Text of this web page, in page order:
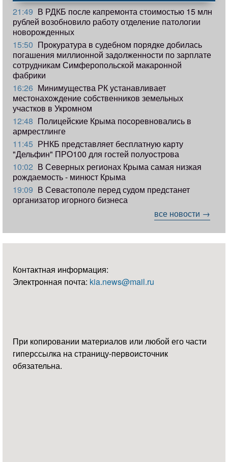
21:49 В РДКБ после капремонта стоимостью 15 млн
рублей возобновило работу отделение патологии
новорожденных
15:50 Прокуратура в судебном порядке добилась
погашения миллионной задолженности по зарплате
сотрудникам Симферопольской макаронной
фабрики
16:26 Минимущества РК устанавливает
местонахождение собственников земельных
участков в Укромном
12:48 Полицейские Крыма посоревновались в
армрестлинге
11:45 РНКБ представляет бесплатную карту
"Дельфин" ПРО100 для гостей полуострова
10:02 В Северных регионах Крыма самая низкая
рождаемость - минюст Крыма
19:09 В Севастополе перед судом предстанет
организатор игорного бизнеса
все новости →
Контактная информация:
Электронная почта: kia.news@mail.ru
При копировании материалов или любой его части
гиперссылка на страницу-первоисточник
обязательна.